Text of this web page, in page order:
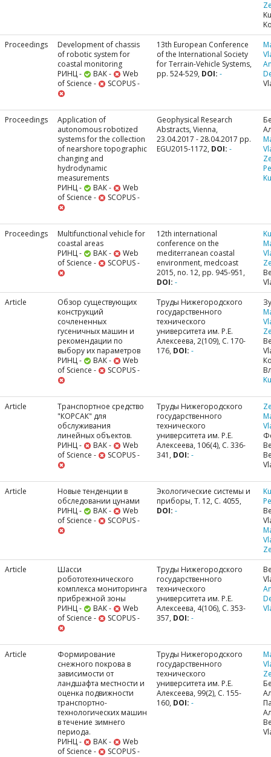
Proceedings
Development of chassis
of robotic system for
coastal monitoring
РИНЦ -
ВАК -
Web
of Science -
SCOPUS -
13th European Conference
of the International Society
for Terrain-Vehicle Systems,
pp. 524-529, DOI: -
Proceedings
Application of
autonomous robotized
systems for the collection
of nearshore topographic
changing and
hydrodynamic
measurements
РИНЦ -
ВАК -
Web
of Science -
SCOPUS -
Geophysical Research
Abstracts, Vienna,
23.04.2017 - 28.04.2017 pp.
EGU2015-1172, DOI: -
Proceedings
Multifunctional vehicle for
coastal areas
РИНЦ -
ВАК -
Web
of Science -
SCOPUS -
12th international
conference on the
mediterranean coastal
environment, medcoast
2015, no. 12, pp. 945-951,
DOI: -
Article
Обзор существующих
конструкций
сочлененных
гусеничных машин и
рекомендации по
выбору их параметров
РИНЦ -
ВАК -
Web
of Science -
SCOPUS -
Труды Нижегородского
государственного
технического
университета им. Р.Е.
Алексеева, 2(109), С. 170-
176, DOI: -
Article
Транспортное средство
"КОРСАК" для
обслуживания
линейных объектов.
РИНЦ -
ВАК -
Web
of Science -
SCOPUS -
Труды Нижегородского
государственного
технического
университета им. Р.Е.
Алексеева, 106(4), С. 336-
341, DOI: -
Article
Новые тенденции в
обследовании цунами
РИНЦ -
ВАК -
Web
of Science -
SCOPUS -
Экологические системы и
приборы, Т. 12, С. 4055,
DOI: -
Article
Шасси
робототехнического
комплекса мониторинга
прибрежной зоны
РИНЦ -
ВАК -
Web
of Science -
SCOPUS -
Труды Нижегородского
государственного
технического
университета им. Р.Е.
Алексеева, 4(106), С. 353-
357, DOI: -
Article
Формирование
снежного покрова в
зависимости от
ландшафта местности и
оценка подвижности
транспортно-
технологических машин
в течение зимнего
периода.
РИНЦ -
ВАК -
Web
of Science -
SCOPUS -
Труды Нижегородского
государственного
технического
университета им. Р.Е.
Алексеева, 99(2), С. 155-
160, DOI: -